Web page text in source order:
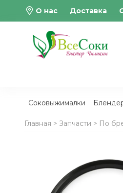
О нас Доставка
Соковыжималки
Главная > Запчасти > По